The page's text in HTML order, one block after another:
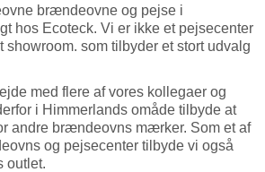
brændeovne og pejse i
hos Ecoteck. Vi er ikke et pejsecenter
showroom. som tilbyder et stort udvalg
med flere af vores kollegaer og
i Himmerlands omåde tilbyde at
andre brændeovns mærker. Som et af
og pejsecenter tilbyde vi også
outlet.